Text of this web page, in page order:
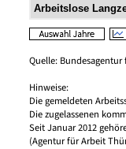
Quelle:
Hinweise:
Die gemeldeten
Die zugelassenen
Seit Januar 2012
(Agentur für Arbeit